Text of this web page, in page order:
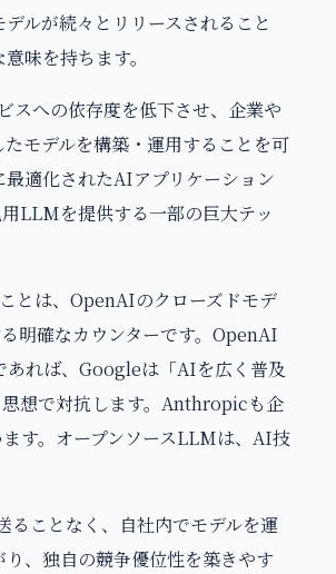
ルが続々とリリースされること
味を持ちます。
スへの依存度を低下させ、企業や
モデルを構築・運用することを可
適化されたAIアプリケーション
LLMを提供する一部の巨大テッ
とは、OpenAIのクローズドモデ
明確なカウンターです。OpenAI
あれば、Googleは「AIを広く普及
思想で対抗します。Anthropicも企
す。オープンソースLLMは、AI技
ることなく、自社内でモデルを運
、独自の競争優位性を築きやす